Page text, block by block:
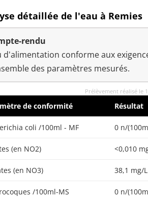
détaillée de l'eau à Remies
rendu
d'alimentation conforme aux
des paramètres mesurés.
Prélèvement réalisé le
de conformité Résultat
coli /100ml - MF 0 n/
(en NO2) <0,010
(en NO3) 38,1 mg/L
/100ml-MS 0 n/